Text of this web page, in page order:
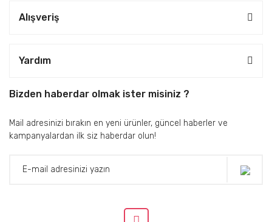
Alışveriş
Yardım
Bizden haberdar olmak ister misiniz ?
Mail adresinizi bırakın en yeni ürünler, güncel haberler ve
kampanyalardan ilk siz haberdar olun!